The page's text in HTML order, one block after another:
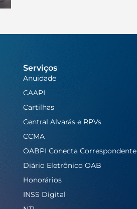
Serviços
Anuidade
CAAPI
Cartilhas
Central Alvarás e RPVs
CCMA
OABPI Conecta Correspondente
Diário Eletrônico OAB
Honorários
INSS Digital